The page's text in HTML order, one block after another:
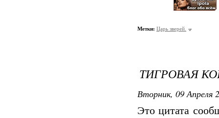
Метки: Царь зверей.
ТИГРОВАЯ
Вторник, 09 Апреля
Это цитата